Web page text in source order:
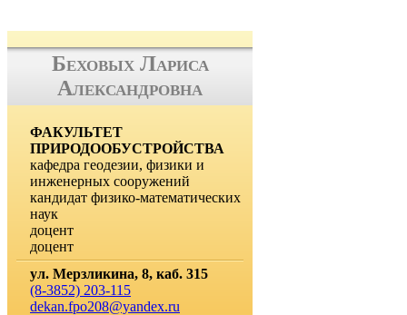
Беховых Лариса
Александровна
ФАКУЛЬТЕТ
ПРИРОДООБУСТРОЙСТВА
кафедра геодезии, физики и
инженерных сооружений
кандидат физико-математических
наук
доцент
доцент
ул. Мерзликина, 8, каб. 315
(8-3852) 203-115
dekan.fpo208@yandex.ru